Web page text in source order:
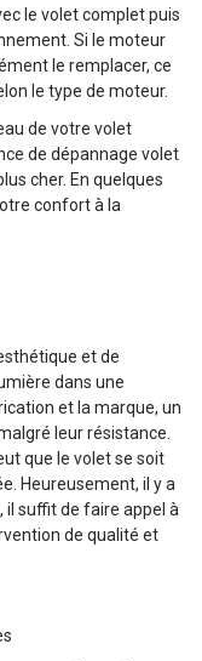
le volet complet puis
Si le moteur
le remplacer, ce
le type de moteur.
de votre volet
de dépannage volet
cher. En quelques
confort à la
et de
dans une
et la marque, un
leur résistance.
que le volet se soit
Heureusement, il y a
il suffit de faire appel à
de qualité et